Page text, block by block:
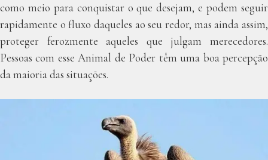
como meio para conquistar o que desejam, e podem seguir
rapidamente o fluxo daqueles ao seu redor, mas ainda assim,
proteger ferozmente aqueles que julgam merecedores.
Pessoas com esse Animal de Poder têm uma boa percepção
da maioria das situações.